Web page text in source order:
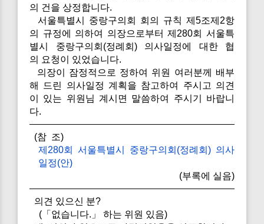
의 건을 상정합니다.
서울특별시 중랑구의회 회의 규칙 제5조제2항
의 규정에 의하여 의장으로부터 제280회 서울특
별시 중랑구의회(정례회) 의사일정에 대한 협
의 요청이 있었습니다.
의장이 잠정적으로 정하여 위원 여러분께 배부
해 드린 의사일정 계획을 참고하여 주시고 의견
이 있는 위원님 계시면 말씀하여 주시기 바랍니
다.
(참 조)
제280회 서울특별시 중랑구의회(정례회) 의사
일정(안)
(부록에 실음)
의견 있으신 분?
(「없습니다.」 하는 위원 있음)